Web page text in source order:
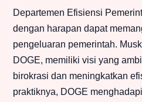
Departemen Efisiensi
dengan harapan dapat
pengeluaran pemerintah.
DOGE, memiliki visi yang
birokrasi dan meningkatkan
praktiknya, DOGE